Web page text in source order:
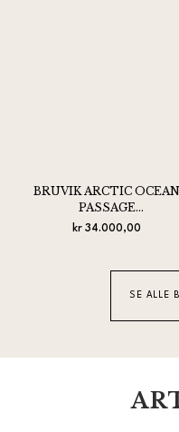
BRUVIK ARCTIC OCEAN
PASSAGE
CHRONOGRAPH BLACK
kr 34.000,00
SE ALLE